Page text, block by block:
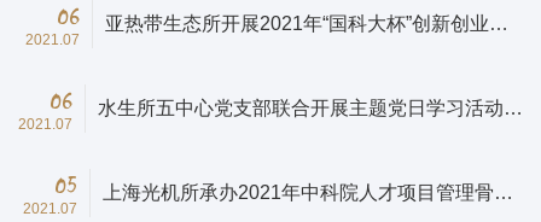
06
2021.07
亚热带生态所开展2021年“国科大杯”创新创业宣
06
2021.07
水生所五中心党支部联合开展主题党日学习活动暨
05
2021.07
上海光机所承办2021年中科院人才项目管理骨干